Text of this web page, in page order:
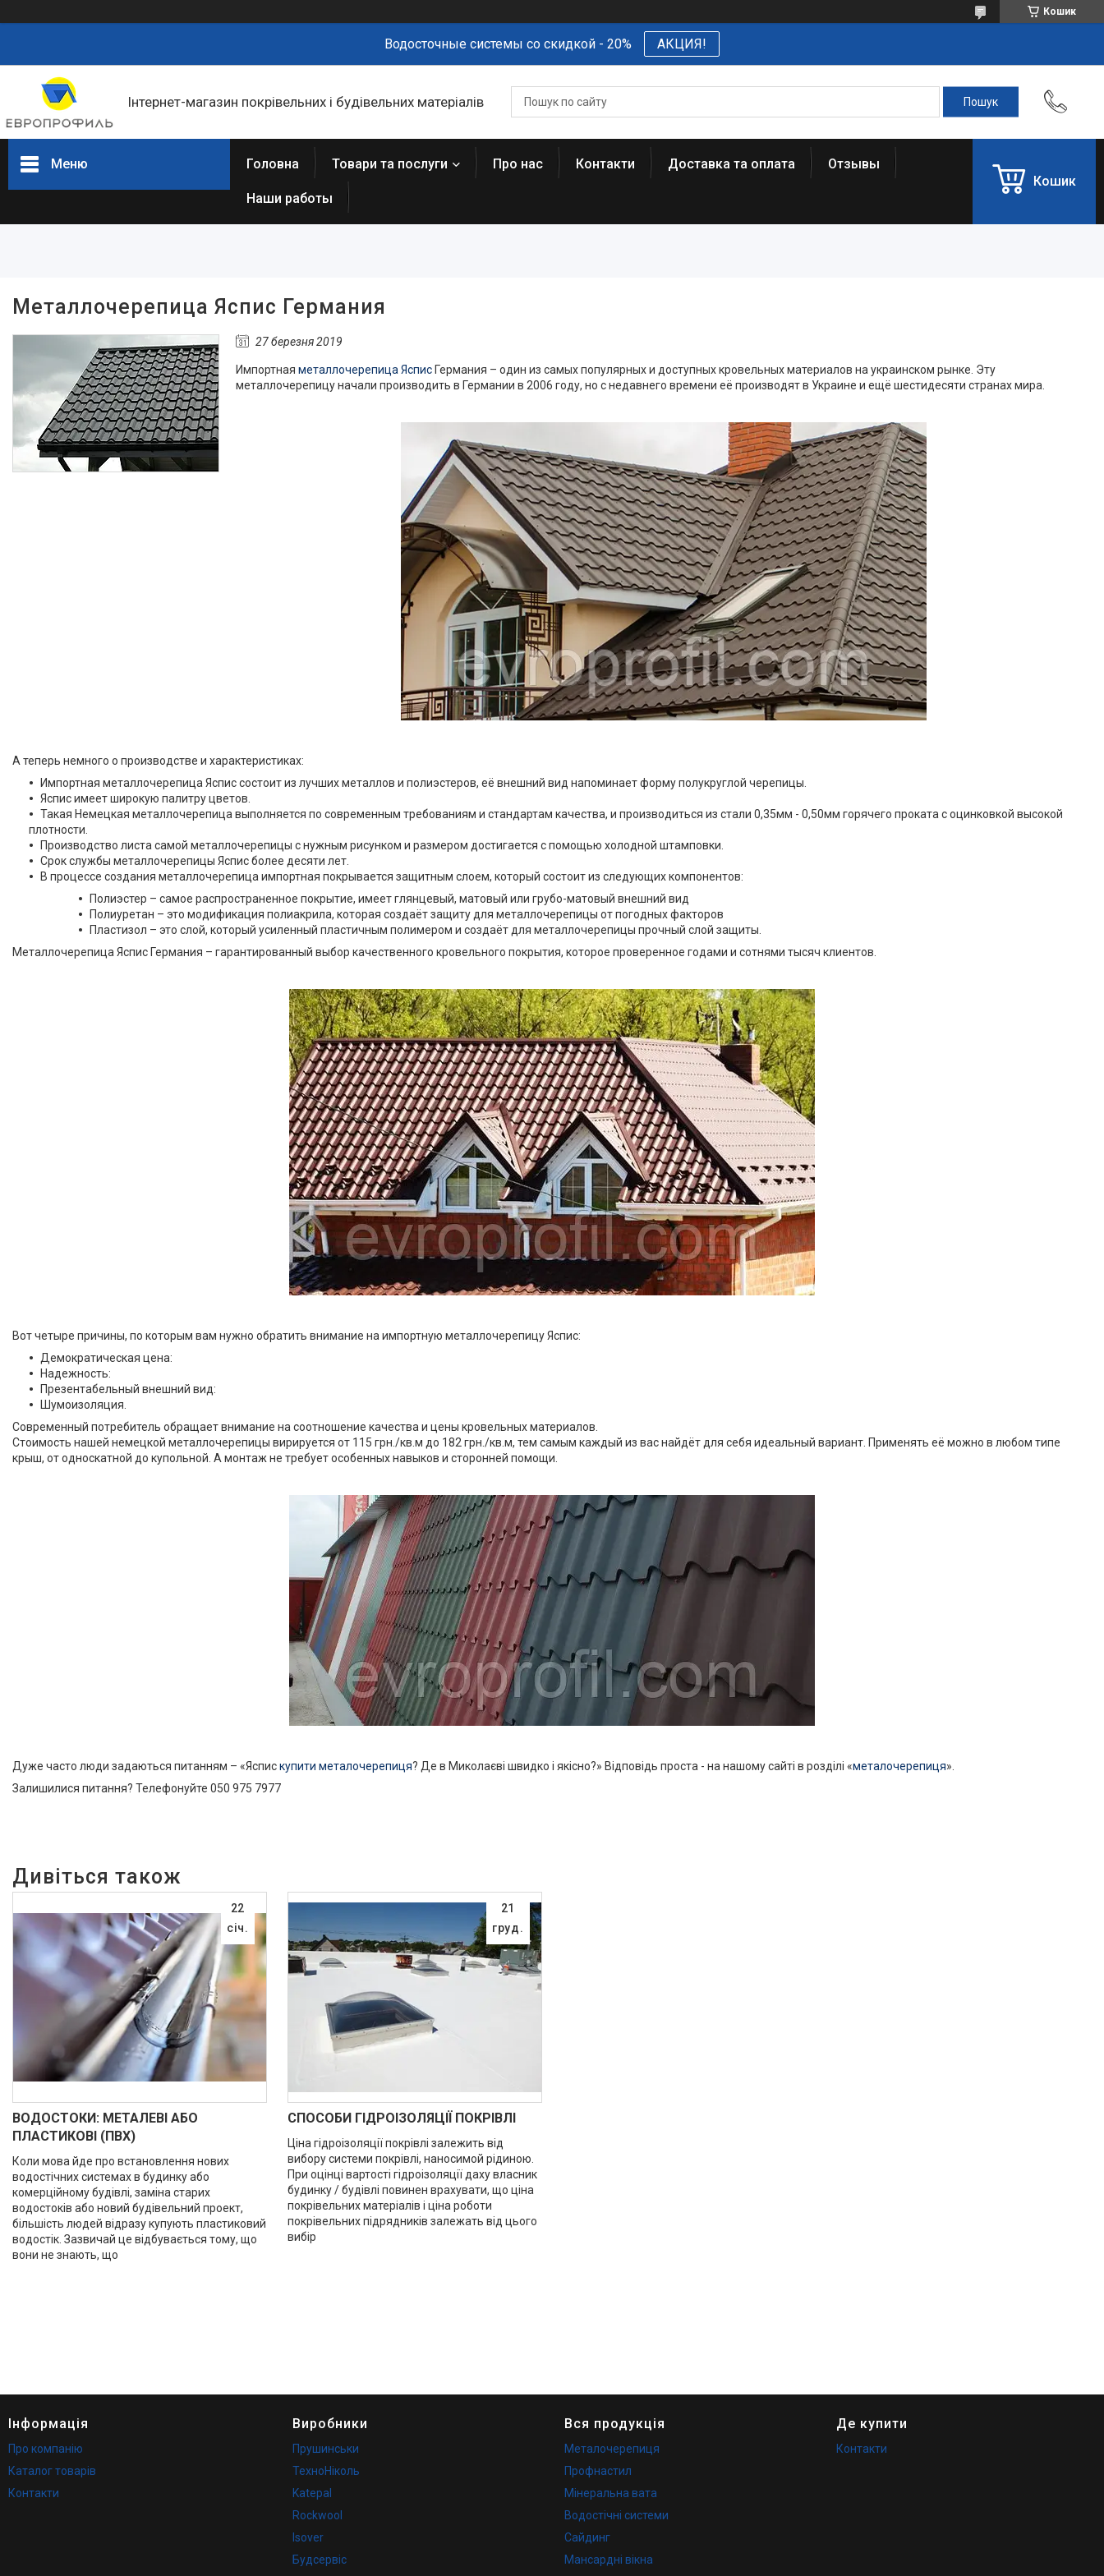
Кошик
Водосточные системы со скидкой - 20% АКЦИЯ!
Інтернет-магазин покрівельних і будівельних матеріалів
Меню
Фотогалерея
Представництва та філіали
Головна Товари та послуги Про нас Контакти Доставка та оплата Отзывы
Наши работы
Кошик
Металлочерепица Яспис Германия
27 березня 2019
Импортная металлочерепица Яспис Германия – один из самых популярных и доступных кровельных материалов на украинском рынке. Эту
металлочерепицу начали производить в Германии в 2006 году, но с недавнего времени её производят в Украине и ещё шестидесяти странах мира.
А теперь немного о производстве и характеристиках:
Импортная металлочерепица Яспис состоит из лучших металлов и полиэстеров, её внешний вид напоминает форму полукруглой черепицы.
Яспис имеет широкую палитру цветов.
Такая Немецкая металлочерепица выполняется по современным требованиям и стандартам качества, и производиться из стали 0,35мм - 0,50мм горячего проката с оцинковкой высокой
плотности.
Производство листа самой металлочерепицы с нужным рисунком и размером достигается с помощью холодной штамповки.
Срок службы металлочерепицы Яспис более десяти лет.
В процессе создания металлочерепица импортная покрывается защитным слоем, который состоит из следующих компонентов:
Полиэстер – самое распространенное покрытие, имеет глянцевый, матовый или грубо-матовый внешний вид
Полиуретан – это модификация полиакрила, которая создаёт защиту для металлочерепицы от погодных факторов
Пластизол – это слой, который усиленный пластичным полимером и создаёт для металлочерепицы прочный слой защиты.
Металлочерепица Яспис Германия – гарантированный выбор качественного кровельного покрытия, которое проверенное годами и сотнями тысяч клиентов.
Вот четыре причины, по которым вам нужно обратить внимание на импортную металлочерепицу Яспис:
Демократическая цена:
Надежность:
Презентабельный внешний вид:
Шумоизоляция.
Современный потребитель обращает внимание на соотношение качества и цены кровельных материалов.
Стоимость нашей немецкой металлочерепицы вирируется от 115 грн./кв.м до 182 грн./кв.м, тем самым каждый из вас найдёт для себя идеальный вариант. Применять её можно в любом типе
крыш, от односкатной до купольной. А монтаж не требует особенных навыков и сторонней помощи.
Дуже часто люди задаються питанням – «Яспискупити металочерепиця? Де в Миколаєві швидко і якісно?» Відповідь проста - на нашому сайті в розділі «металочерепиця».
Залишилися питання? Телефонуйте 050 975 7977
22
січ.
ВОДОСТОКИ: МЕТАЛЕВІ АБО
ПЛАСТИКОВІ (ПВХ)
Коли мова йде про встановлення нових
водостічних системах в будинку або
комерційному будівлі, заміна старих
водостоків або новий будівельний проект,
більшість людей відразу купують пластиковий
водостік. Зазвичай це відбувається тому, що
вони не знають, що
21
груд.
СПОСОБИ ГІДРОІЗОЛЯЦІЇ ПОКРІВЛІ
Ціна гідроізоляції покрівлі залежить від
вибору системи покрівлі, наносимой рідиною.
При оцінці вартості гідроізоляції даху власник
будинку / будівлі повинен врахувати, що ціна
покрівельних матеріалів і ціна роботи
покрівельних підрядників залежать від цього
вибір
Інформація
Про компанію
Каталог товарів
Контакти
Виробники
Прушинськи
ТехноНіколь
Katepal
Rockwool
Isover
Будсервіс
Вся продукція
Металочерепиця
Профнастил
Мінеральна вата
Водостічні системи
Сайдинг
Мансардні вікна
Де купити
Контакти